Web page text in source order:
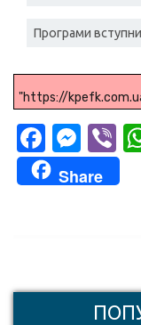
Програми
"https://
Share